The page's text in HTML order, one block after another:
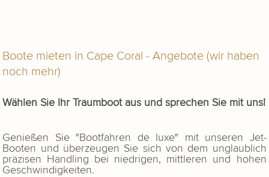
Boote mieten in Cape Coral - Angebote (wir haben
noch mehr)
Wählen Sie Ihr Traumboot aus und sprechen Sie mit uns!
Genießen Sie "Bootfahren de luxe" mit unseren Jet-
Booten und überzeugen Sie sich von dem unglaublich
präzisen Handling bei niedrigen, mittleren und hohen
Geschwindigkeiten.